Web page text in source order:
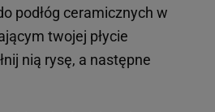
podłóg ceramicznych w
twojej płycie
nią rysę, a następne